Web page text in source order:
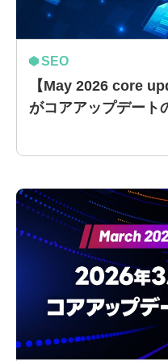
SEO
【May 2026 core
がコアアップデート